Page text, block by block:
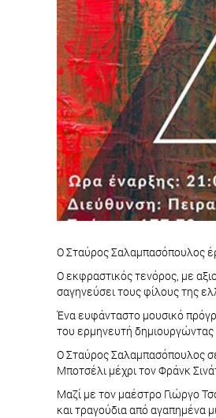
Ο Σταύρος Σαλαμπασόπουλος
Ο εκφραστικός τενόρος, με
σαγηνεύσει τους φίλους της
Ένα ευφάνταστο μουσικό
του ερμηνευτή
Ο Σταύρος Σαλαμπασόπουλος
Μποτσέλι μέχρι τον Φράνκ
Μαζί με τον μαέστρο Γιώργο
και τραγούδια από αγαπημένα